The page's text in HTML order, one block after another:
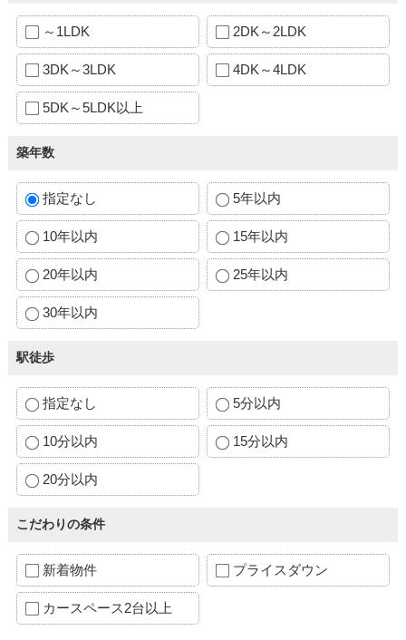
～1LDK 2DK～2LDK
3DK～3LDK 4DK～4LDK
5DK～5LDK以上
築年数
指定なし 5年以内
10年以内 15年以内
20年以内 25年以内
30年以内
駅徒歩
指定なし 5分以内
10分以内 15分以内
20分以内
こだわりの条件
新着物件 プライスダウン
カースペース2台以上